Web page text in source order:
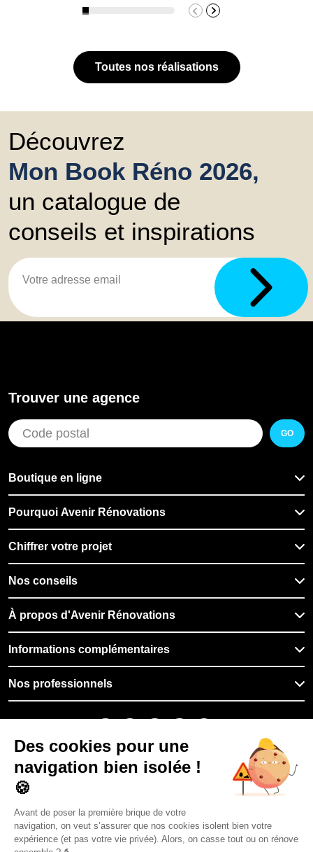
Toutes nos réalisations
Découvrez
Mon Book Réno 2026,
un catalogue de
conseils et inspirations
Trouver une agence
GO
Boutique en ligne
Pourquoi Avenir Rénovations
Chiffrer votre projet
Nos conseils
À propos d'Avenir Rénovations
Informations complémentaires
Nos professionnels